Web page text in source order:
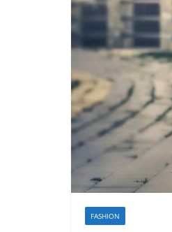
FASHION